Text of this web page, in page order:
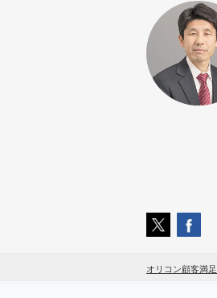
オリコン顧客満